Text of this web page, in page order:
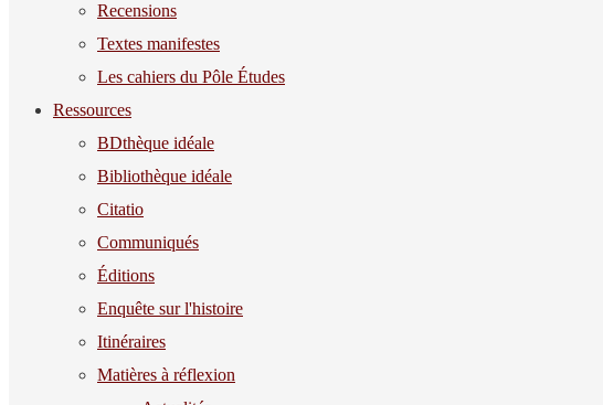
Recensions
Textes manifestes
Les cahiers du Pôle Études
Ressources
BDthèque idéale
Bibliothèque idéale
Citatio
Communiqués
Éditions
Enquête sur l'histoire
Itinéraires
Matières à réflexion